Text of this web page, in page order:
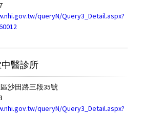
queryN/Query3_Detail.aspx?
醫診所
沙田路三段35號
queryN/Query3_Detail.aspx?